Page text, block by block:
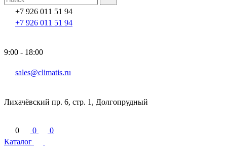
+7 926 011 51 94
+7 926 011 51 94
9:00 - 18:00
sales@climatis.ru
Лихачёвский пр. 6, стр. 1, Долгопрудный
0 0
0
Каталог